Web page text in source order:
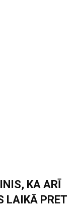
KA ARĪ
LAIKĀ PRET